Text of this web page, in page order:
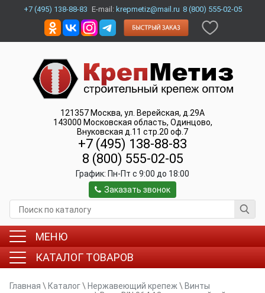
+7 (495) 138-88-83 E-mail: krepmetiz@mail.ru 8 (800) 555-02-05
121357 Москва, ул. Верейская, д.29А
143000 Московская область, Одинцово,
Внуковская д.11 стр.20 оф.7
+7 (495) 138-88-83
8 (800) 555-02-05
График: Пн-Пт c 9:00 до 18:00
Заказать звонок
МЕНЮ
КАТАЛОГ ТОВАРОВ
Главная \ Каталог\ Нержавеющий крепеж \ Винты